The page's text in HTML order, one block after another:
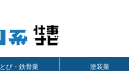
とび・鉄骨業 塗装業